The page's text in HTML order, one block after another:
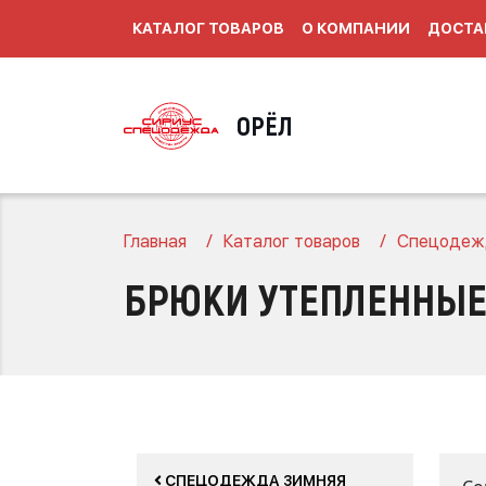
КАТАЛОГ ТОВАРОВ О КОМПАНИИ
ОРЁЛ
Главная Каталог товаров
БРЮКИ УТЕПЛЕННЫЕ
СПЕЦОДЕЖДА ЗИМНЯЯ